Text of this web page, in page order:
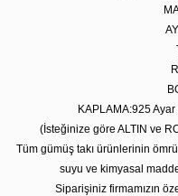
KAPLAMA:925
(İsteğinize göre ALTIN ve
Tüm gümüş takı ürünlerinin
suyu ve kimyasal
Siparişiniz firmamızın